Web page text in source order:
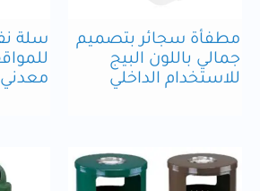
مطفأة سجائر بتصميم
جمالي باللون البيج
للاستخدام الداخلي
سلة